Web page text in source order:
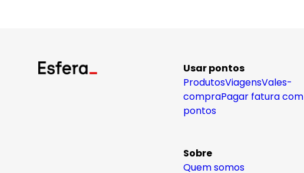
Usar pontos
ProdutosViagensVales-
compraPagar fatura com
pontos
Sobre
Quem somos